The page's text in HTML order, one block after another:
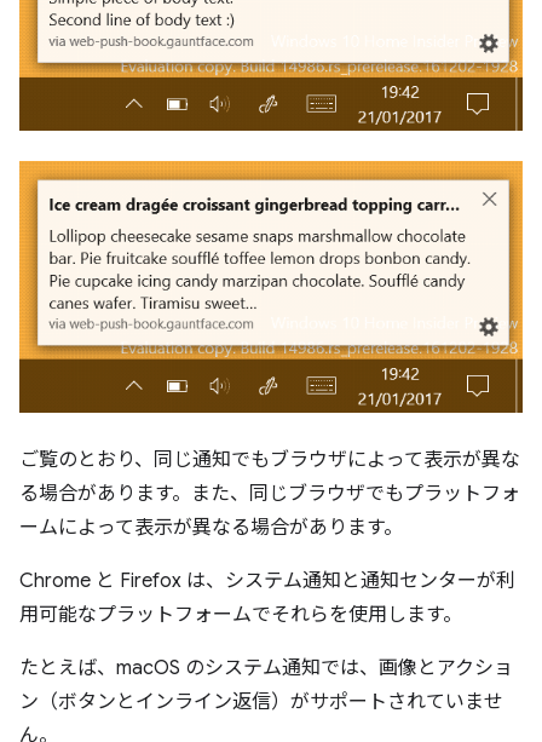
ご覧のとおり、同じ通知でもブラウザによって表示が異な
る場合があります。また、同じブラウザでもプラットフォ
ームによって表示が異なる場合があります。
Chrome と Firefox は、システム通知と通知センターが利
用可能なプラットフォームでそれらを使用します。
たとえば、macOS のシステム通知では、画像とアクショ
ン（ボタンとインライン返信）がサポートされていませ
ん。